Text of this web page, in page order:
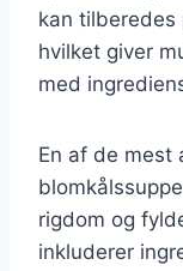
kan tilberedes
hvilket giver
med
En af de mest
rigdom og
inkluderer